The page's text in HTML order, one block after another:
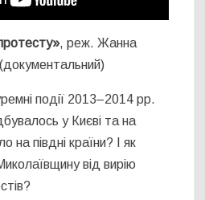
, реж. Жанна
події 2013–2014 рр.
у Києві та на
на півдні країни? І як
від вирію